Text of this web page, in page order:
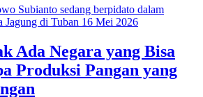
Ada Negara yang Bisa
Produksi Pangan yang